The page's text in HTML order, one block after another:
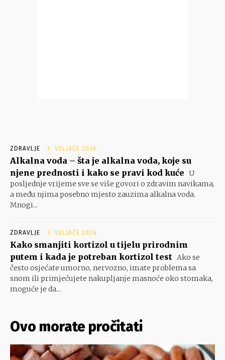
ZDRAVLJE 3. VELJAČE 2026.
Alkalna voda – šta je alkalna voda, koje su
njene prednosti i kako se pravi kod kuće U
posljednje vrijeme sve se više govori o zdravim navikama,
a među njima posebno mjesto zauzima alkalna voda.
Mnogi...
ZDRAVLJE 3. VELJAČE 2026.
Kako smanjiti kortizol u tijelu prirodnim
putem i kada je potreban kortizol test Ako se
često osjećate umorno, nervozno, imate problema sa
snom ili primjećujete nakupljanje masnoće oko stomaka,
moguće je da...
Ovo morate pročitati